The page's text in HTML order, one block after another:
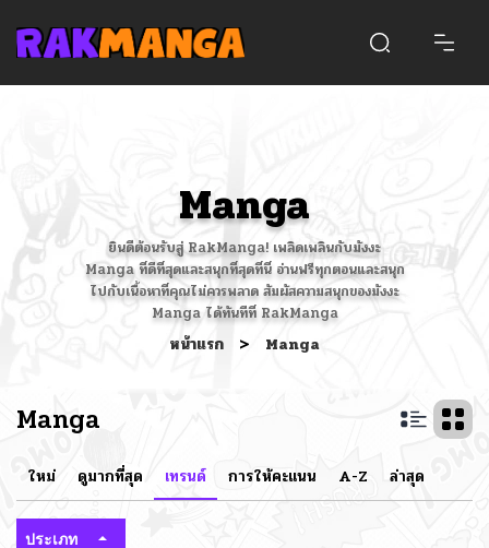
Manga
ยินดีต้อนรับสู่ RakManga! เพลิดเพลินกับมังงะ
Manga ที่ดีที่สุดและสนุกที่สุดที่นี่ อ่านฟรีทุกตอนและสนุก
ไปกับเนื้อหาที่คุณไม่ควรพลาด สัมผัสความสนุกของมังงะ
Manga ได้ทันทีที่ RakManga
หน้าแรก > Manga
Manga
ใหม่ ดูมากที่สุด เทรนด์ การให้คะแนน A-Z ล่าสุด
ประเภท